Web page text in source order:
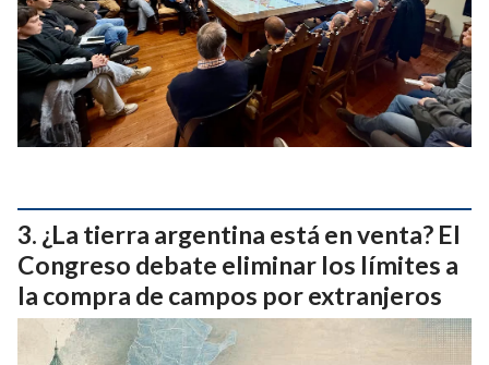
¿La tierra argentina está en venta? El
Congreso debate eliminar los límites a
la compra de campos por extranjeros